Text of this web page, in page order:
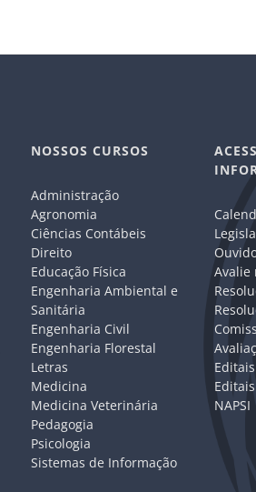
NOSSOS CURSOS
Administração
Agronomia
Ciências Contábeis
Direito
Educação Física
Engenharia Ambiental e
Sanitária
Engenharia Civil
Engenharia Florestal
Letras
Medicina
Medicina Veterinária
Pedagogia
Psicologia
Sistemas de Informação
Avalie
NAPSI